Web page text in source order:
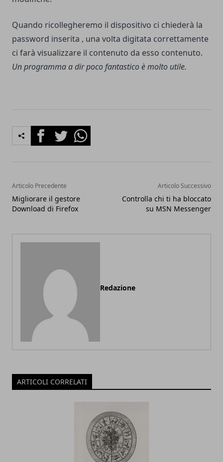
Quando ricollegheremo il dispositivo ci chiederà la
password inserita , una volta digitata correttamente
ci farà visualizzare il contenuto da esso contenuto.
Un programma a dir poco fantastico è molto utile.
FacebookTwitterWhatsapp
Articolo Precedente
Migliorare il gestore
Download di Firefox
Articolo Successivo
Controlla chi ti ha bloccato
su MSN Messenger
Redazione
ARTICOLI CORRELATI